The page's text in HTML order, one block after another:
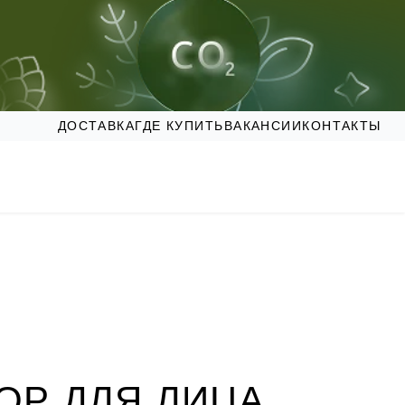
ДОСТАВКАГДЕ КУПИТЬВАКАНСИИКОНТАКТЫ